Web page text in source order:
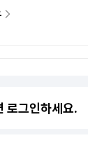
로그인하세요.